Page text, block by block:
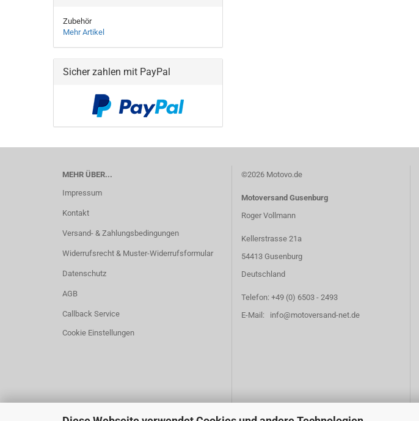
Zubehör
Mehr Artikel
Sicher zahlen mit PayPal
MEHR ÜBER...
Impressum
Kontakt
Versand- & Zahlungsbedingungen
Widerrufsrecht & Muster-Widerrufsformular
Datenschutz
AGB
Callback Service
Cookie Einstellungen
©2026 Motovo.de
Motoversand Gusenburg
Roger Vollmann
Kellerstrasse 21a
54413 Gusenburg
Deutschland
Telefon: +49 (0) 6503 - 2493
E-Mail: info@motoversand-net.de